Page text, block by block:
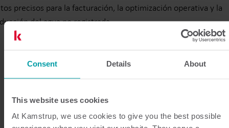
Consent Details About
This website uses cookies
At Kamstrup, we use cookies to give you the best possible
precisos para la facturación, la optimización operativa y la
del agua no registrada.